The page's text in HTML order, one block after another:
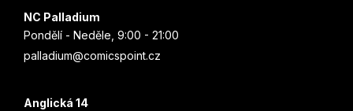
NC Palladium
Pondělí - Neděle, 9:00 - 21:00
palladium@comicspoint.cz
Anglická 14